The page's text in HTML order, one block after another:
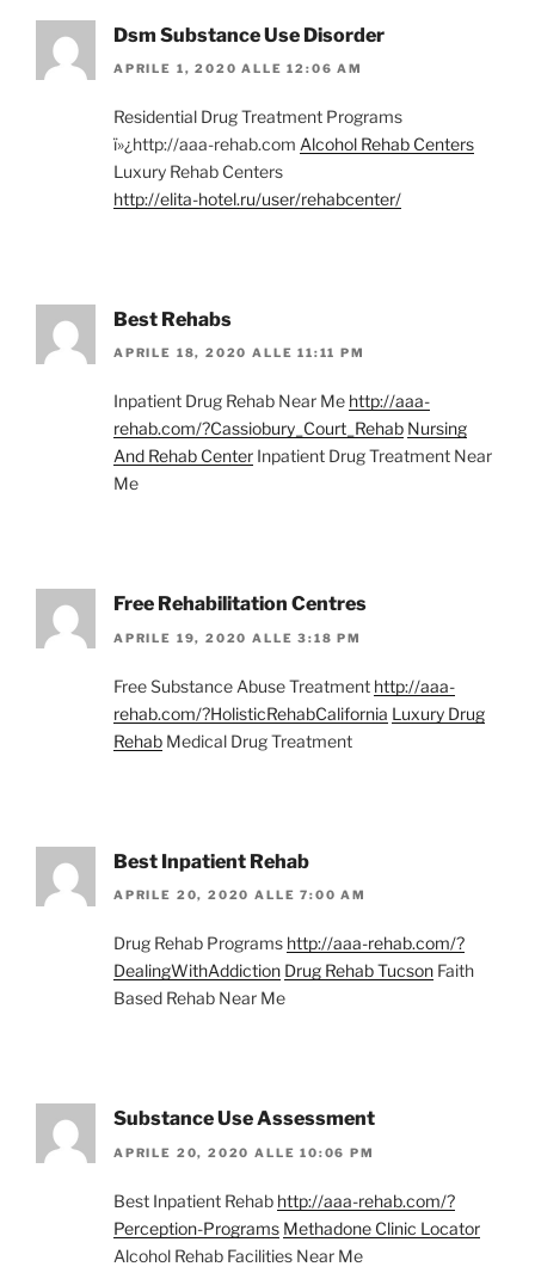
Dsm Substance Use Disorder
APRILE 1, 2020 ALLE 12:06 AM
Residential Drug Treatment Programs
ï»¿http://aaa-rehab.com Alcohol Rehab Centers
Luxury Rehab Centers
http://elita-hotel.ru/user/rehabcenter/
Best Rehabs
APRILE 18, 2020 ALLE 11:11 PM
Inpatient Drug Rehab Near Me http://aaa-
rehab.com/?Cassiobury_Court_Rehab Nursing
And Rehab Center Inpatient Drug Treatment Near
Me
Free Rehabilitation Centres
APRILE 19, 2020 ALLE 3:18 PM
Free Substance Abuse Treatment http://aaa-
rehab.com/?HolisticRehabCalifornia Luxury Drug
Rehab Medical Drug Treatment
Best Inpatient Rehab
APRILE 20, 2020 ALLE 7:00 AM
Drug Rehab Programs http://aaa-rehab.com/?
DealingWithAddiction Drug Rehab Tucson Faith
Based Rehab Near Me
Substance Use Assessment
APRILE 20, 2020 ALLE 10:06 PM
Best Inpatient Rehab http://aaa-rehab.com/?
Perception-Programs Methadone Clinic Locator
Alcohol Rehab Facilities Near Me